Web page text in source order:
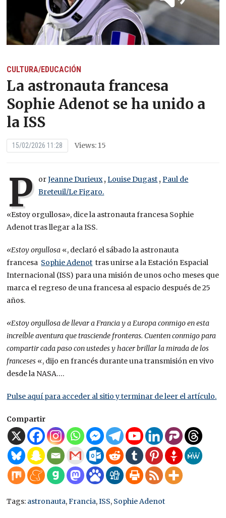
CULTURA/EDUCACIÓN
La astronauta francesa
Sophie Adenot se ha unido a
la ISS
15/02/2026 11:28 Views: 15
P orJeanne Durieux,Louise Dugast ,Paul de
Breteuil/Le Figaro.
«Estoy orgullosa», dice la astronauta francesa Sophie
Adenot tras llegar a la ISS.
«Estoy orgullosa «, declaró el sábado la astronauta
francesa Sophie Adenot tras unirse a la Estación Espacial
Internacional (ISS) para una misión de unos ocho meses que
marca el regreso de una francesa al espacio después de 25
años.
«Estoy orgullosa de llevar a Francia y a Europa conmigo en esta
increíble aventura que trasciende fronteras. Cuenten conmigo para
compartir cada paso con ustedes y hacer brillar la mirada de los
franceses «, dijo en francés durante una transmisión en vivo
desde la NASA….
Pulse aquí para acceder al sitio y terminar de leer el artículo.
Compartir
Tags: astronauta,Francia,ISS, Sophie Adenot